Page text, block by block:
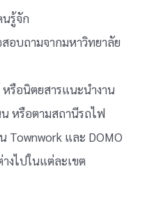
รู้จัก
อบถามจากมหาวิทยาลัย
รือนิตยสารแนะนำงาน
หรือตามสถานีรถไฟ
Townwork และ DOMO
งไปในแต่ละเขต